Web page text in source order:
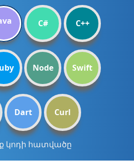
C# C++
Node Swift
Dart Curl
կոդի հատվածը